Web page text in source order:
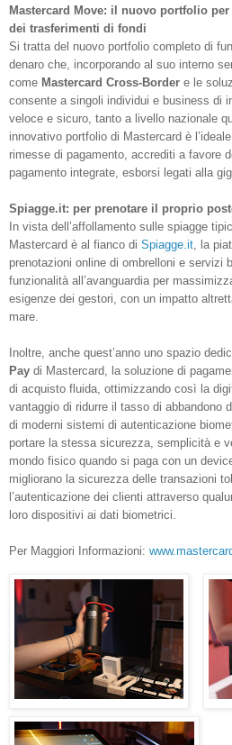
Mastercard Move: il nuovo portfolio
dei trasferimenti di fondi
Si tratta del nuovo portfolio completo di
denaro che, incorporando al suo interno
come Mastercard Cross-Border e le
consente a singoli individui e business di
veloce e sicuro, tanto a livello nazionale
innovativo portfolio di Mastercard è
rimesse di pagamento, accrediti a favore
pagamento integrate, esborsi legati alla
Spiagge.it: per prenotare il proprio
In vista dell’affollamento sulle spiagge
Mastercard è al fianco di Spiagge.it , la
prenotazioni online di ombrelloni e servizi
funzionalità all’avanguardia per
esigenze dei gestori, con un impatto
mare.
Inoltre, anche quest’anno uno spazio
Pay di Mastercard, la soluzione di
di acquisto fluida, ottimizzando così la
vantaggio di ridurre il tasso di abbandono
di moderni sistemi di autenticazione
portare la stessa sicurezza, semplicità e
mondo fisico quando si paga con un
migliorano la sicurezza delle transazioni
l’autenticazione dei clienti attraverso
loro dispositivi ai dati biometrici.
Per Maggiori Informazioni: